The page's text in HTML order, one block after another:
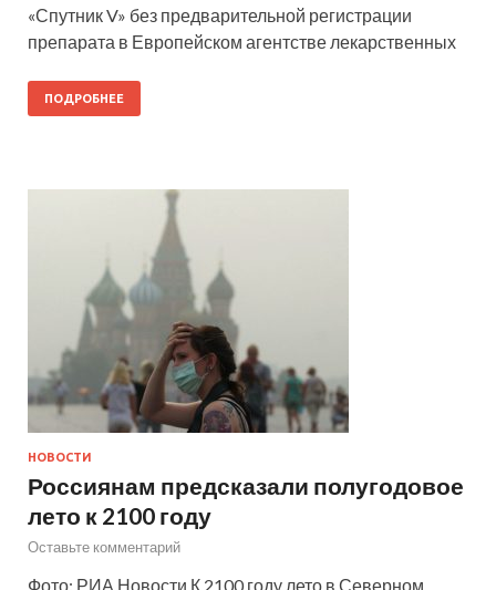
«Спутник V» без предварительной регистрации
препарата в Европейском агентстве лекарственных
ПОДРОБНЕЕ
НОВОСТИ
Россиянам предсказали полугодовое
лето к 2100 году
Оставьте комментарий
Фото: РИА Новости К 2100 году лето в Северном